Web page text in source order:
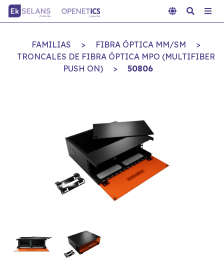
FAMILIAS > FIBRA ÓPTICA MM/SM
>
TRONCALES DE FIBRA ÓPTICA MPO (MULTIFIBER
PUSH ON)
> 50806